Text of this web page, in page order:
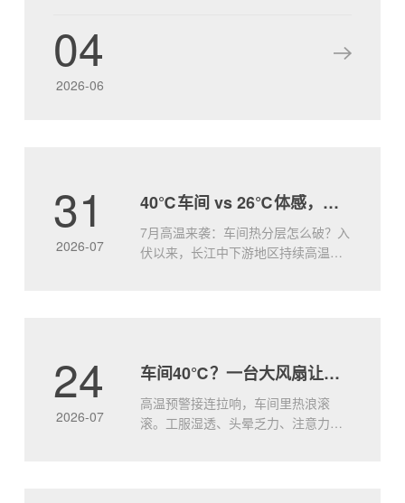
心，还是会展场馆、体育综合体，“风王”都将以“全覆
盖、强动力、低能耗”的绝对优势，为您的空间注入
“自然风级.....
04
2026-06
31
2026-07
40℃车间 vs 26℃体感，就差这一台大王风扇
7月高温来袭：车间热分层怎么破？入
伏以来，长江中下游地区持续高温，
质：空气不动，热量就堆着车间顶部
地面.....
24
2026-07
车间40℃？一台大风扇让工人效率飙升
高温预警接连拉响，车间里热浪滚
滚。工服湿透、头晕乏力、注意力涣